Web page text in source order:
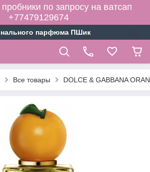
по запросу на ватсап
+77479129674
парфюма ПШик
Все товары DOLCE & GABBANA